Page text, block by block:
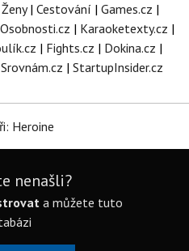
Ženy| Cestování | Games.cz |
Osobnosti.cz | Karaoketexty.cz |
| Fights.cz | Dokina.cz |
Srovnám.cz | StartupInsider.cz
Heroine
nenašli?
a můžete tuto